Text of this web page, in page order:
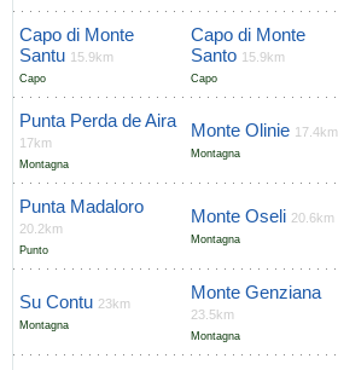
Capo di Monte
Santu 15.9km
Capo
Capo di Monte
Santo 15.9km
Capo
Punta Perda de Aira
17km
Montagna
Monte Olinie 17.4km
Montagna
Punta Madaloro
20.2km
Punto
Monte Oseli 20.6km
Montagna
Su Contu 23km
Montagna
Monte Genziana
23.5km
Montagna